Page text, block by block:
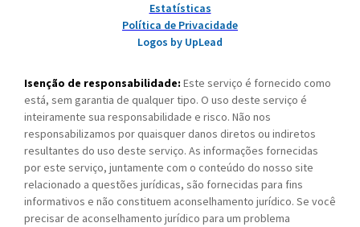
Estatísticas
Política de Privacidade
Logos by UpLead
Isenção de responsabilidade: Este serviço é fornecido como
está, sem garantia de qualquer tipo. O uso deste serviço é
inteiramente sua responsabilidade e risco. Não nos
responsabilizamos por quaisquer danos diretos ou indiretos
resultantes do uso deste serviço. As informações fornecidas
por este serviço, juntamente com o conteúdo do nosso site
relacionado a questões jurídicas, são fornecidas para fins
informativos e não constituem aconselhamento jurídico. Se você
precisar de aconselhamento jurídico para um problema